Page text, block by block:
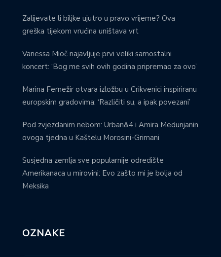
Zalijevate li biljke ujutro u pravo vrijeme? Ova
greška tijekom vrućina uništava vrt
Vanessa Mioč najavljuje prvi veliki samostalni
koncert: ‘Bog me svih ovih godina pripremao za ovo’
Marina Fernežir otvara izložbu u Crikvenici inspiriranu
europskim gradovima: ‘Različiti su, a ipak povezani’
Pod zvjezdanim nebom: Urban&4 i Amira Medunjanin
ovoga tjedna u Kaštelu Morosini-Grimani
Susjedna zemlja sve popularnije odredište
Amerikanaca u mirovini: Evo zašto mi je bolja od
Meksika
OZNAKE